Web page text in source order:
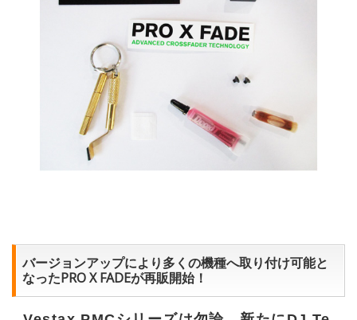
バージョンアップにより多くの機種へ取り付け可能と
なったPRO X FADEが再販開始！